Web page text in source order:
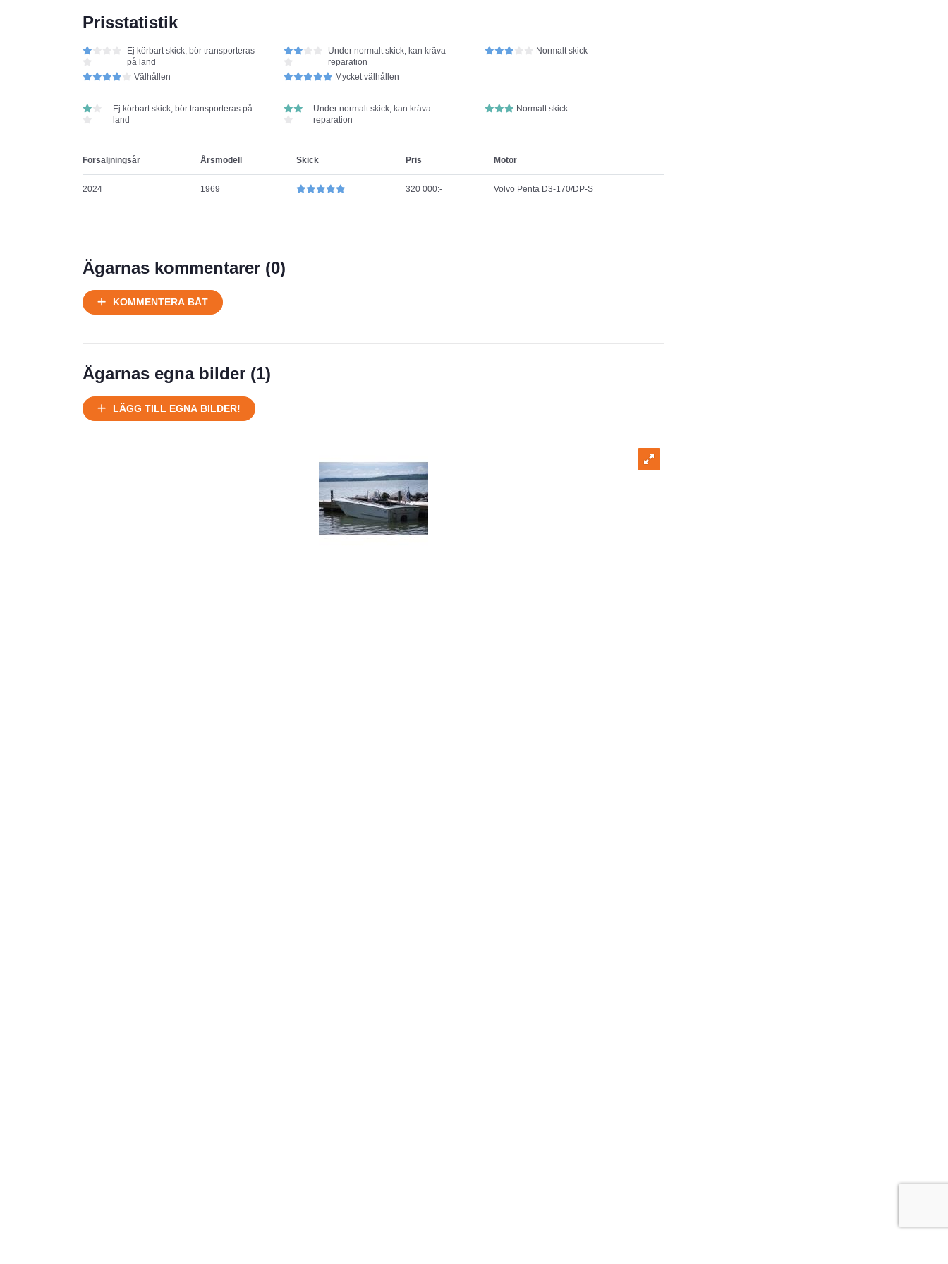
Prisstatistik
Ej körbart skick, bör transporteras
på land
Under normalt skick, kan kräva
reparation
Normalt skick
Välhållen Mycket välhållen
Ej körbart skick, bör transporteras på
land
Under normalt skick, kan kräva
reparation
Normalt skick
Försäljningsår Årsmodell Skick Pris Motor
2024 1969 320 000:- Volvo Penta D3-170/DP-S
Ägarnas kommentarer (0)
KOMMENTERA BÅT
Ägarnas egna bilder (1)
LÄGG TILL EGNA BILDER!